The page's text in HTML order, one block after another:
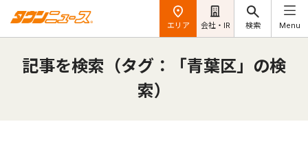
エリア 会社・IR 検索 Menu
記事を検索（タグ：「青葉区」の検
索）